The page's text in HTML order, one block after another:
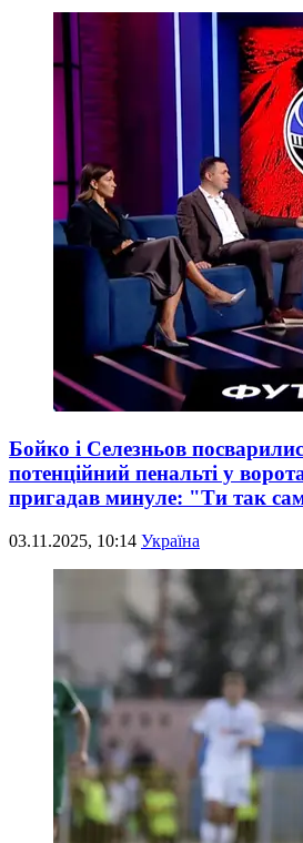
Бойко і Селезньов
потенційний пенальті у
пригадав минуле: "Ти так
03.11.2025, 10:14 Україна